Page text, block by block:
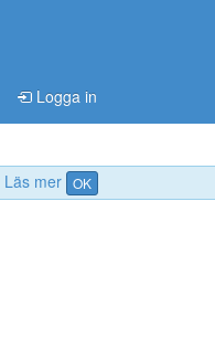
Läs mer OK
Logga in